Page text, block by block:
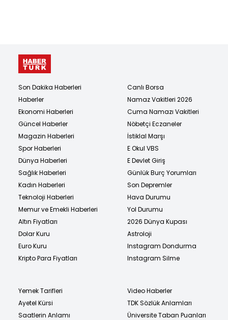
Son Dakika Haberleri
Haberler
Ekonomi Haberleri
Güncel Haberler
Magazin Haberleri
Spor Haberleri
Dünya Haberleri
Sağlık Haberleri
Kadın Haberleri
Teknoloji Haberleri
Memur ve Emekli Haberleri
Altın Fiyatları
Dolar Kuru
Euro Kuru
Kripto Para Fiyatları
Canlı Borsa
Namaz Vakitleri 2026
Cuma Namazı Vakitleri
Nöbetçi Eczaneler
İstiklal Marşı
E Okul VBS
E Devlet Giriş
Günlük Burç Yorumları
Son Depremler
Hava Durumu
Yol Durumu
2026 Dünya Kupası
Astroloji
Instagram Dondurma
Instagram Silme
Yemek Tarifleri
Ayetel Kürsi
Saatlerin Anlamı
Video Haberler
TDK Sözlük Anlamları
Üniversite Taban Puanları